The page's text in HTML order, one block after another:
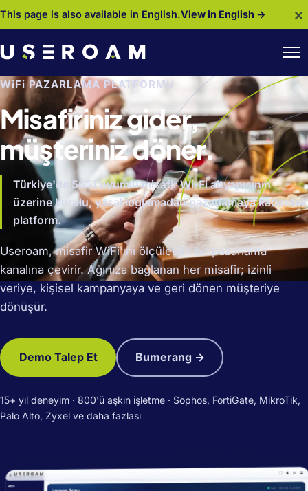
This page is also available in English.View in English → ×
WiFi PAZARLAMA PLATFORMU
Misafiriniz gider,
müşteriniz döner.
Türkiye'de 5651 uyumlu misafir Wi-Fi altyapısının
üzerine kurulu, yasal loglamadan pazarlamaya kadar tek
platform.
Useroam, misafir WiFi'ını ölçülebilir bir pazarlama
kanalına çevirir. Ağınıza bağlanan her misafir; izinli
veriye, kişisel kampanyaya ve geri dönen müşteriye
dönüşür.
Demo Talep Et Bumerang →
15+ yıl deneyim · 800'ü aşkın işletme · Sophos, FortiGate, MikroTik,
Palo Alto, Zyxel ve daha fazlası